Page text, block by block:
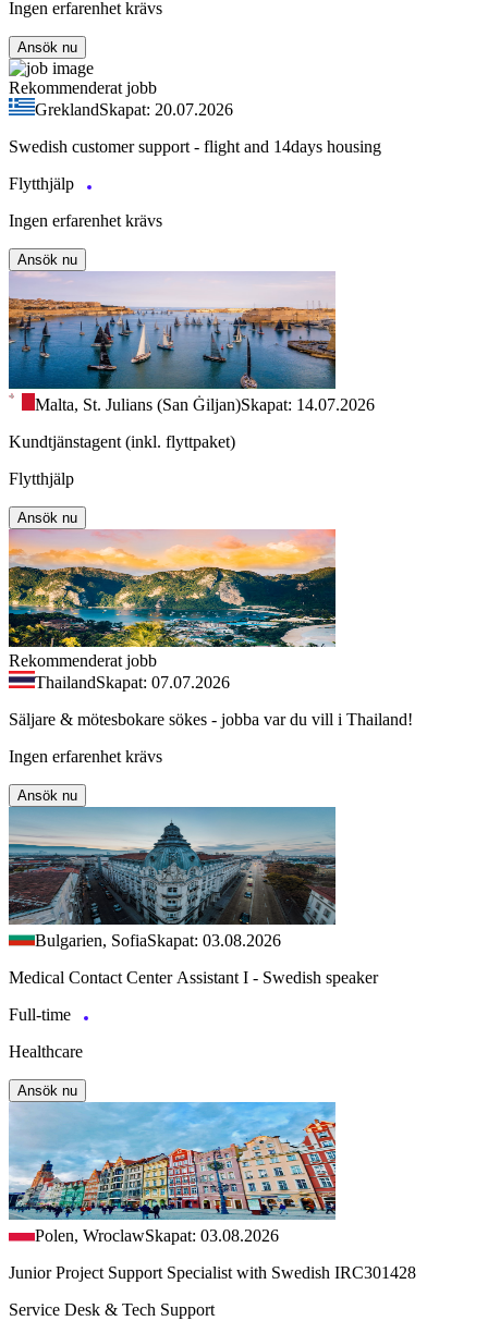
Ingen erfarenhet krävs
Ansök nu
Rekommenderat jobb
GreklandSkapat: 20.07.2026
Swedish customer support - flight and 14days housing
Flytthjälp
Ingen erfarenhet krävs
Ansök nu
Malta, St. Julians (San Ġiljan)Skapat: 14.07.2026
Kundtjänstagent (inkl. flyttpaket)
Flytthjälp
Ansök nu
Rekommenderat jobb
ThailandSkapat: 07.07.2026
Säljare & mötesbokare sökes - jobba var du vill i Thailand!
Ingen erfarenhet krävs
Ansök nu
Bulgarien, SofiaSkapat: 03.08.2026
Medical Contact Center Assistant I - Swedish speaker
Full-time
Healthcare
Ansök nu
Polen, WroclawSkapat: 03.08.2026
Junior Project Support Specialist with Swedish IRC301428
Service Desk & Tech Support